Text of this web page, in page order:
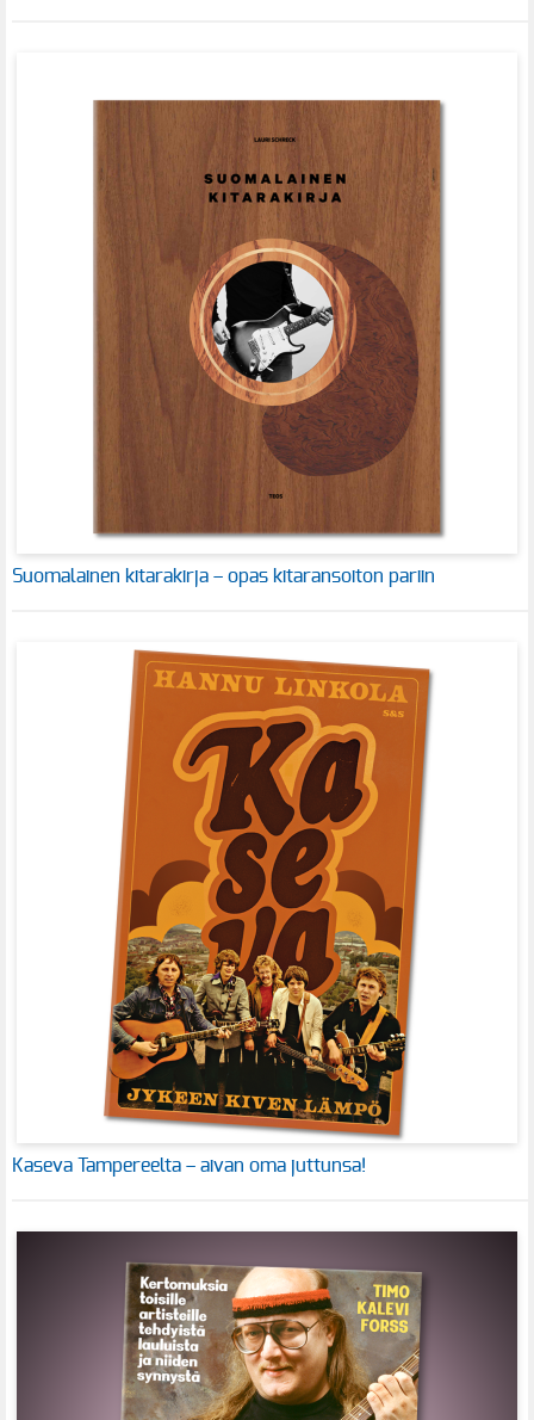
Suomalainen kitarakirja – opas kitaransoiton pariin
Kaseva Tampereelta – aivan oma juttunsa!